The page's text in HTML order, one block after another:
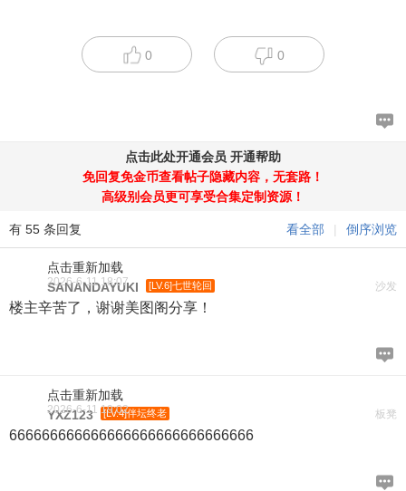
0 0
点击此处开通会员 开通帮助
免回复免金币查看帖子隐藏内容，无套路！
高级别会员更可享受合集定制资源！
看全部 | 倒序浏览
有 55 条回复
点击重新加载
沙发
SANANDAYUKI [LV.6]七世轮回
2026-6-11 18:07
楼主辛苦了，谢谢美图阁分享！
点击重新加载
板凳
YXZ123 [LV.4]伴坛终老
2026-6-11 19:02
666666666666666666666666666666